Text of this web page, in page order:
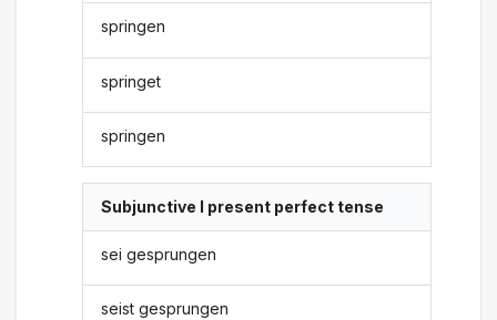
springen
springet
springen
Subjunctive I present perfect tense
sei gesprungen
seist gesprungen